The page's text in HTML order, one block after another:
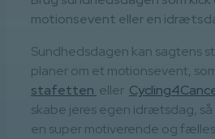
motionsevent eller en
Sundhedsdagen kan sagtens
planer om et motionsevent,
stafetten eller
skabe jeres egen idrætsdag,
en super motiverende og